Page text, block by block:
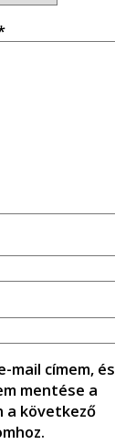
mail címem, és
mentése a
a következő